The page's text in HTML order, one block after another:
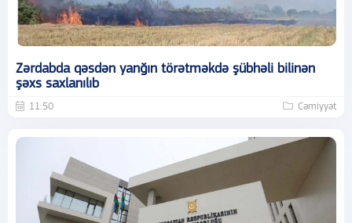
Zərdabda qəsdən yanğın törətməkdə şübhəli bilinən
şəxs saxlanılıb
11:50 Cəmiyyət